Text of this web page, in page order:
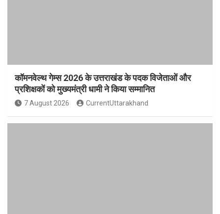
कॉमनवेल्थ गेम्स 2026 के उत्तराखंड के पदक विजेताओं और
प्रशिक्षकों को मुख्यमंत्री धामी ने किया सम्मानित
7 August 2026 CurrentUttarakhand